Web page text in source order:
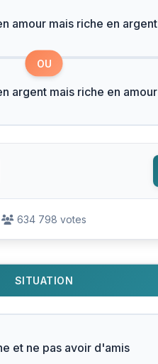
amour mais riche en argent
OU
argent mais riche en amour
634 798 votes
SITUATION
et ne pas avoir d'amis